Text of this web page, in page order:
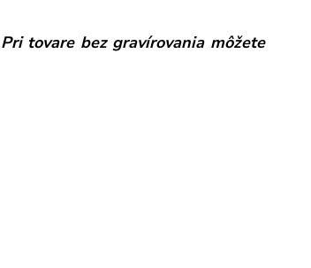
tovare bez gravírovania môžete